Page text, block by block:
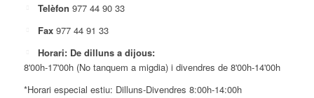
Telèfon 977 44 90 33
Fax 977 44 91 33
Horari: De dilluns a dijous:
8'00h-17'00h (No tanquem a migdia) i divendres de 8'00h-14'00h
*Horari especial estiu: Dilluns-Divendres 8:00h-14:00h